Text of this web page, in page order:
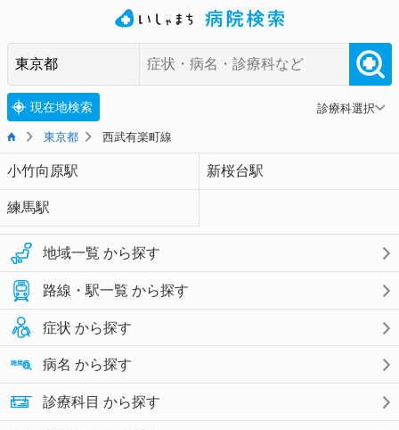
現在地検索 診療科選択
東京都 西武有楽町線
小竹向原駅 新桜台駅
練馬駅
地域一覧 から探す
路線・駅一覧 から探す
症状 から探す
病名 から探す
診療科目 から探す